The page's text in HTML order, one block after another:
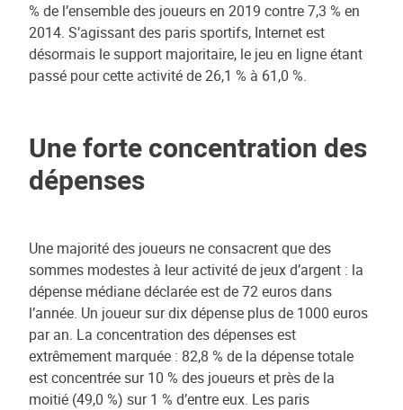
% de l’ensemble des joueurs en 2019 contre 7,3 % en
2014. S’agissant des paris sportifs, Internet est
désormais le support majoritaire, le jeu en ligne étant
passé pour cette activité de 26,1 % à 61,0 %.
Une forte concentration des
dépenses
Une majorité des joueurs ne consacrent que des
sommes modestes à leur activité de jeux d’argent : la
dépense médiane déclarée est de 72 euros dans
l’année. Un joueur sur dix dépense plus de 1000 euros
par an. La concentration des dépenses est
extrêmement marquée : 82,8 % de la dépense totale
est concentrée sur 10 % des joueurs et près de la
moitié (49,0 %) sur 1 % d’entre eux. Les paris